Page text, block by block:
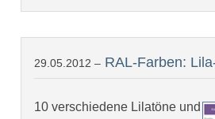
29.05.2012 – RAL-Farben:
10 verschiedene Lilatöne und